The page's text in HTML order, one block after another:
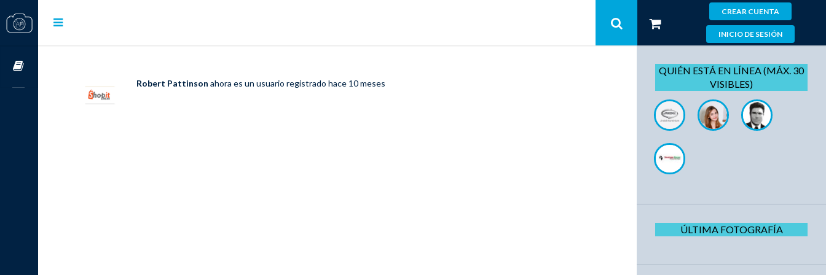
CREAR CUENTA
INICIO DE SESIÓN
Robert Pattinson ahora es un usuario registrado hace 10 meses
QUIÉN ESTÁ EN LÍNEA (MÁX. 30
VISIBLES)
ÚLTIMA FOTOGRAFÍA